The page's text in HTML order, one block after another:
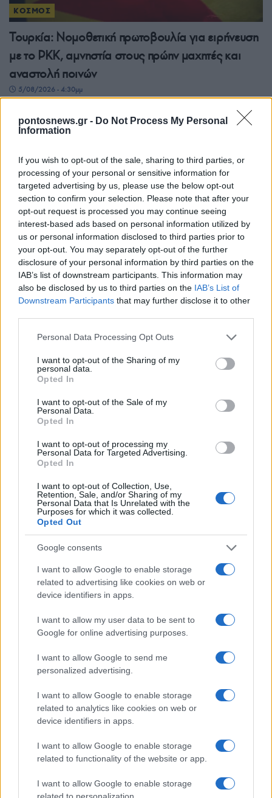
pontosnews.gr - Do Not Process My Personal
Information
If you wish to opt-out of the sale, sharing to third parties, or
processing of your personal or sensitive information for
targeted advertising by us, please use the below opt-out
section to confirm your selection. Please note that after your
opt-out request is processed you may continue seeing
interest-based ads based on personal information utilized by
us or personal information disclosed to third parties prior to
your opt-out. You may separately opt-out of the further
disclosure of your personal information by third parties on the
IAB’s list of downstream participants. This information may
also be disclosed by us to third parties on the IAB’s List of
Downstream Participants that may further disclose it to other
Please note that this website/app uses one or more Google
not limited to your visit or usage behaviour. You may click to
grant or deny consent to Google and its third-party tags to
use your data for below specified purposes in below Google
consent section.
Personal Data Processing Opt Outs
I want to opt-out of the Sharing of my
personal data.
Opted In
I want to opt-out of the Sale of my
Personal Data.
Opted In
I want to opt-out of processing my
Personal Data for Targeted Advertising.
Opted In
I want to opt-out of Collection, Use,
Retention, Sale, and/or Sharing of my
Personal Data that Is Unrelated with the
Purposes for which it was collected.
Opted Out
Google consents
I want to allow Google to enable storage
related to advertising like cookies on web or
device identifiers in apps.
I want to allow my user data to be sent to
Google for online advertising purposes.
I want to allow Google to send me
personalized advertising.
I want to allow Google to enable storage
related to analytics like cookies on web or
device identifiers in apps.
I want to allow Google to enable storage
related to functionality of the website or app.
I want to allow Google to enable storage
related to personalization.
ΚΟΣΜΟΣ
Τουρκία: Νομοθετική πρωτοβουλία για ειρήνευση
με το PKK, αμνηστία στους πρώην μαχητές και
αναστολή ποινών
5/08/2026 - 4:30μμ
ΚΟΣΜΟΣ
Θρίλερ στη Λειψία: Το drone δίπλα σε ουκρανικό
αεροσκάφος είχε εκρηκτική συσκευή – Υποψίες
για Ρώσους πράκτορες
ΚΟΣΜΟΣ
Ο πόλεμος ΗΠΑ-Ιράν πιέζει τα αποθέματα των
PAC-3 – Νέα έκκληση Ζελένσκι μετά τη νυχτερινή
επίθεση με 17 νεκρούς
ΚΟΣΜΟΣ
Συναγερμός στη Λειψία: Drone κοντά σε
ουκρανικό αεροσκάφος – Έκτακτη προσγείωση
cargo της DHL
5/08/2026 - 12:31μμ